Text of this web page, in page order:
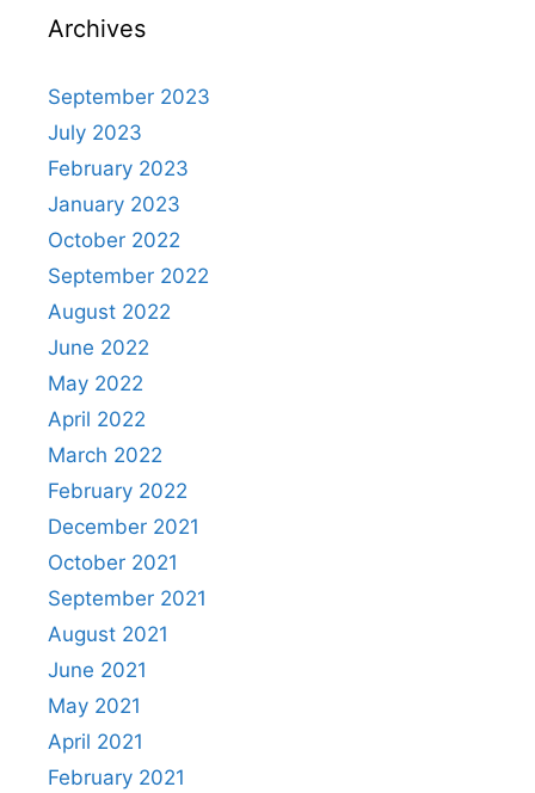
Archives
September 2023
July 2023
February 2023
January 2023
October 2022
September 2022
August 2022
June 2022
May 2022
April 2022
March 2022
February 2022
December 2021
October 2021
September 2021
August 2021
June 2021
May 2021
April 2021
February 2021